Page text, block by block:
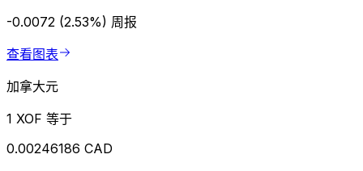
-0.0072 (2.53%) 周报
查看图表
加拿大元
1 XOF 等于
0.00246186 CAD